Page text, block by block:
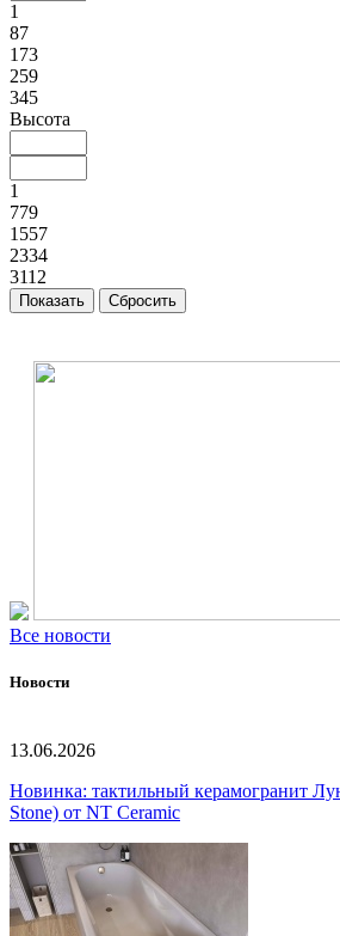
1
87
173
259
345
Высота
1
779
1557
2334
3112
Все новости
Новости
13.06.2026
Новинка: тактильный керамогранит
Stone) от NT Ceramic